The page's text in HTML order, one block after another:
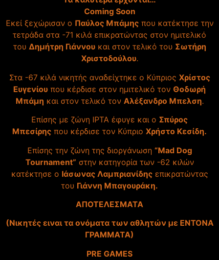
Coming Soon
Εκεί ξεχώρισαν ο Παύλος Μπάμηςπου κατέκτησε την
τετράδα στα -71 κιλά επικρατώντας στον ημιτελικό
του Δημήτρη Γιάννουκαι στον τελικό του Σωτήρη
Χριστοδούλου.
Στα -67 κιλά νικητής αναδείχτηκε ο Κύπριος Χρίστος
Ευγενίου που κέρδισε στον ημιτελικό τον Θοδωρή
Μπάμη και στον τελικό τον Αλέξανδρο Μπελση.
Επίσης με ζώνη IPTA έφυγε και ο Σπύρος
Μπεσίρης που κέρδισε τον Κύπριο Χρήστο Κεσίδη.
Επίσης την ζώνη της διοργάνωση “Mad Dog
Tournament” στην κατηγορία των -62 κιλών
κατέκτησε ο Ιάσωνας Λαμπριανίδηςεπικρατώντας
του Γιάννη Μπαγουράκη.
ΑΠΟΤΕΛΕΣΜΑΤΑ
(Νικητές ειναι τα ονόματα των αθλητών με ΕΝΤΟΝΑ
ΓΡΑΜΜΑΤΑ)
PRE GAMES